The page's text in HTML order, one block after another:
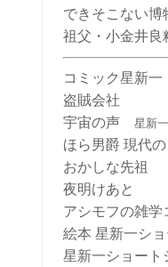
できそこない博
祖父・小金井良
コミック星新一
盗賊会社
宇宙の声 星新
ほら男爵 現代
おかしな先祖
夜明けあと
アシモフの雑学
絵本 星新一シ
星新一ショート